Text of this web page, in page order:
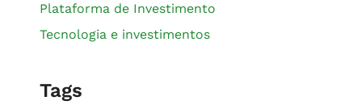
Plataforma de Investimento
Tecnologia e investimentos
Tags